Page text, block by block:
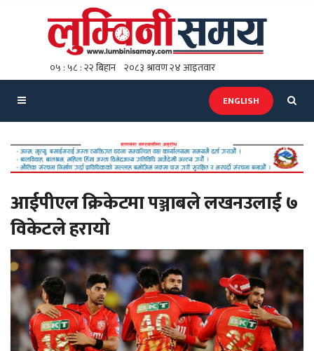
ENGLISH
आईपीएल क्रिकेटमा पञ्जाबले लखनउलाई ७
विकेटले हरायो